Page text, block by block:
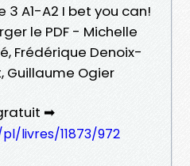
3 A1-A2 I bet you can!
le PDF - Michelle
Frédérique Denoix-
Guillaume Ogier
➡
livres/11873/972